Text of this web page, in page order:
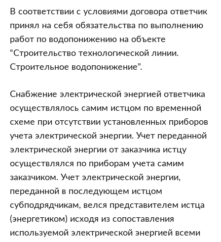
В соответствии с условиями договора ответчик
принял на себя обязательства по выполнению
работ по водопонижению на объекте
“Строительство технологической линии.
Строительное водопонижение”.
Снабжение электрической энергией ответчика
осуществлялось самим истцом по временной
схеме при отсутствии установленных приборов
учета электрической энергии. Учет переданной
электрической энергии от заказчика истцу
осуществлялся по приборам учета самим
заказчиком. Учет электрической энергии,
переданной в последующем истцом
субподрядчикам, велся представителем истца
(энергетиком) исходя из сопоставления
используемой электрической энергией всеми